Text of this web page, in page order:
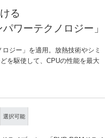
る
ワーテクノロジー」
ジー」を適用。放熱技術やシミ
を駆使して、CPUの性能を最大
選択可能